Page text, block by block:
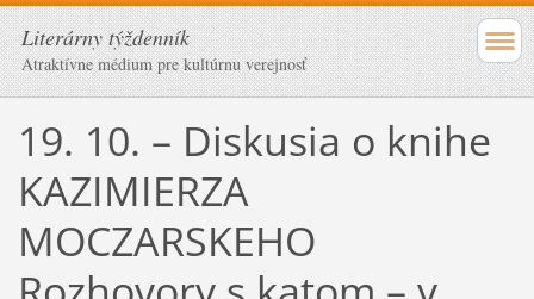
Literárny týždenník
Atraktívne médium pre kultúrnu verejnosť
19. 10. – Diskusia o knihe
KAZIMIERZA
MOCZARSKEHO